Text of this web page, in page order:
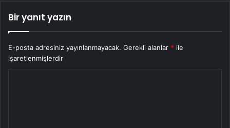
Bir yanıt yazın
E-posta adresiniz yayınlanmayacak. Gerekli alanlar * ile
işaretlenmişlerdir